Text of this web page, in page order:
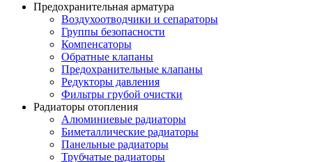
Предохранительная арматура
Воздухоотводчики и сепараторы
Группы безопасности
Компенсаторы
Обратные клапаны
Предохранительные клапаны
Редукторы давления
Фильтры грубой очистки
Радиаторы отопления
Алюминиевые радиаторы
Биметаллические радиаторы
Панельные радиаторы
Трубчатые радиаторы